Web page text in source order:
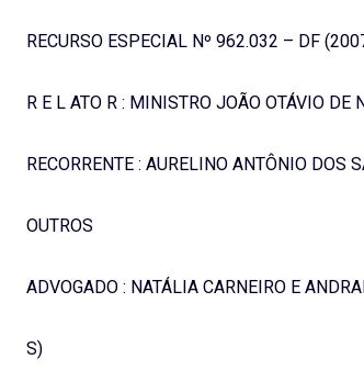
RECURSO ESPECIAL Nº 962.032 – DF
R E L ATO R : MINISTRO JOÃO OTÁVIO DE
RECORRENTE : AURELINO ANTÔNIO DOS
OUTROS
ADVOGADO : NATÁLIA CARNEIRO E
S)